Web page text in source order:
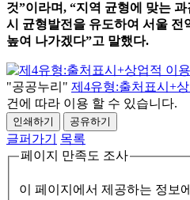
것”이라며, “지역 균형에 맞는
시 균형발전을 유도하여 서울 전
높여 나가겠다”고 말했다.
"공공누리" 제4유형:출처표시+
건에 따라 이용 할 수 있습니다.
인쇄하기 공유하기
글퍼가기
목록
페이지 만족도 조사
이 페이지에서 제공하는 정보